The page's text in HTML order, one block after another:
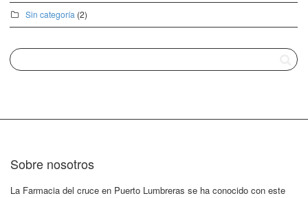
Sin categoría (2)
Sobre nosotros
La Farmacia del cruce en Puerto Lumbreras se ha conocido con este